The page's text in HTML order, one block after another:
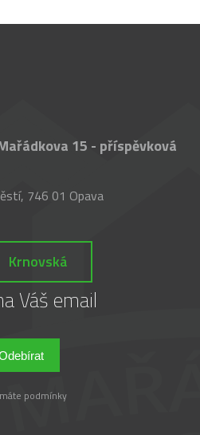
15 - příspěvková
746 01 Opava
Krnovská
Váš email
podmínky